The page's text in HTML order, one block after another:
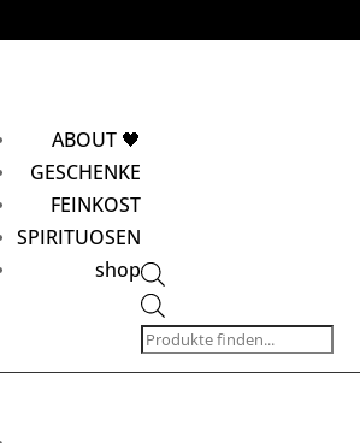
ABOUT 🖤
GESCHENKE
FEINKOST
SPIRITUOSEN
shop
search